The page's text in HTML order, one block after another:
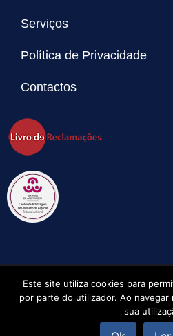
Serviços
Política de Privacidade
Contactos
Copyright © 2026
Reserve jáao melhor
Powered by
Este site utiliza cookies para
por parte do utilizador. Ao
sua